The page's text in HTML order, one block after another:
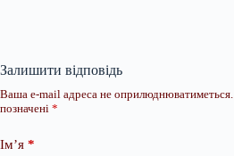
Залишити відповідь
Ваша e-mail адреса не оприлюднюватиметься.
позначені *
Ім’я *